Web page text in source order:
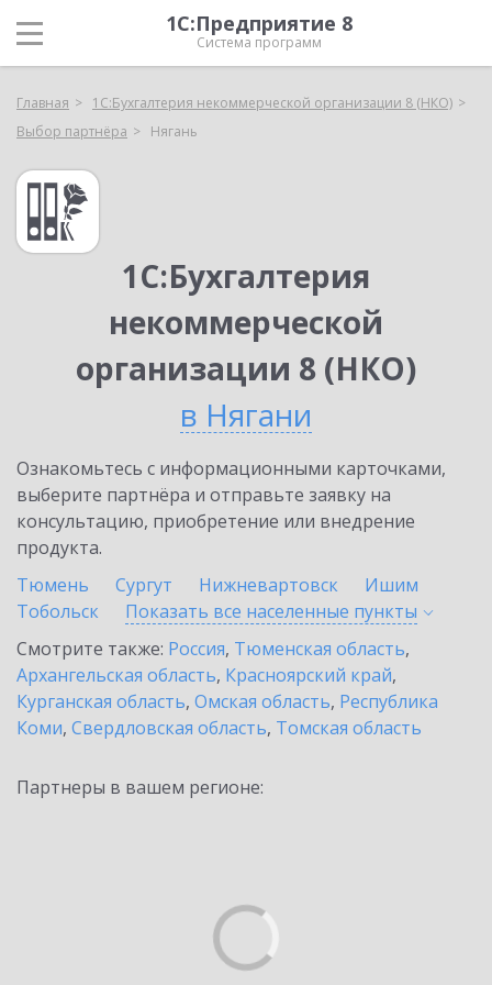
1С:Предприятие 8
Система программ
Главная
1С:Бухгалтерия некоммерческой организации 8 (НКО)
Выбор партнёра
Нягань
1С:Бухгалтерия
некоммерческой
организации 8 (НКО)
в Нягани
Ознакомьтесь с информационными карточками,
выберите партнёра и отправьте заявку на
консультацию, приобретение или внедрение
продукта.
Тюмень
Сургут Нижневартовск
Ишим
Тобольск
Показать все населенные пункты
Смотрите также: Россия, Тюменская область,
Архангельская область, Красноярский край,
Курганская область, Омская область, Республика
Коми, Свердловская область, Томская область
Партнеры в вашем регионе: